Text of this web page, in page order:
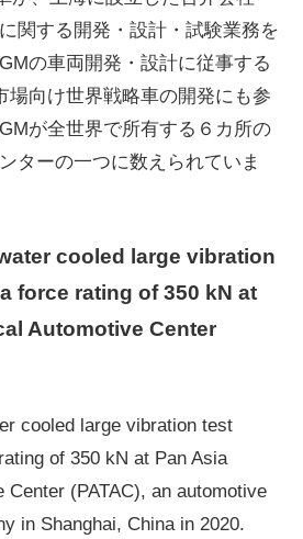
関する開発・設計・試験業務を
の車両開発・設計に従事する
場向け世界戦略車の開発にも参
が全世界で所有する６カ所の
ターの一つに数えられていま
cooled large vibration
force rating of 350 kN at
Automotive Center
cooled large vibration test
of 350 kN at Pan Asia
Center (PATAC), an automotive
in Shanghai, China in 2020.